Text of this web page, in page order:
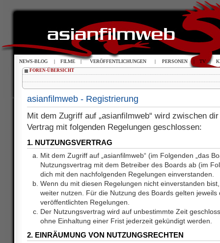
FOREN-ÜBERSICHT
asianfilmweb - Registrierung
Mit dem Zugriff auf „asianfilmweb“ wird zwischen
Vertrag mit folgenden Regelungen geschlossen:
1. NUTZUNGSVERTRAG
Mit dem Zugriff auf „asianfilmweb“ (im Folgenden „das
Nutzungsvertrag mit dem Betreiber des Boards ab (im
dich mit den nachfolgenden Regelungen einverstanden.
Wenn du mit diesen Regelungen nicht einverstanden
weiter nutzen. Für die Nutzung des Boards gelten jeweils
veröffentlichten Regelungen.
Der Nutzungsvertrag wird auf unbestimmte Zeit
ohne Einhaltung einer Frist jederzeit gekündigt werden.
2. EINRÄUMUNG VON NUTZUNGSRECHTEN
NEWS-BLOG | FILME | VERÖFFENTLICHUNGEN | PERSONEN | TV |